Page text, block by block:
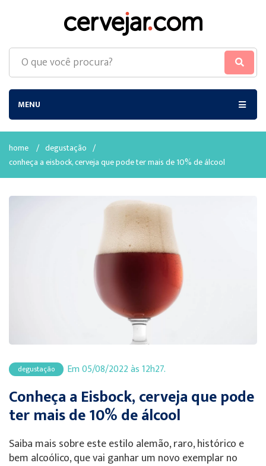
MENU
home / degustação /
conheça a eisbock, cerveja que pode ter mais de 10% de álcool
degustação Em 05/08/2022 às 12h27.
Conheça a Eisbock, cerveja que pode
ter mais de 10% de álcool
Saiba mais sobre este estilo alemão, raro, histórico e
bem alcoólico, que vai ganhar um novo exemplar no